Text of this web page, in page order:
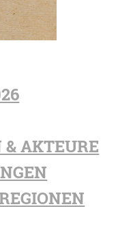
AKTEURE